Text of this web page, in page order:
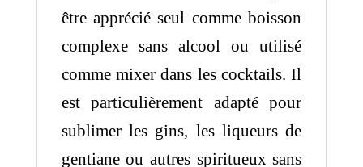
être apprécié seul comme boisson
complexe sans alcool ou utilisé
comme mixer dans les cocktails. Il
est particulièrement adapté pour
sublimer les gins, les liqueurs de
gentiane ou autres spiritueux sans